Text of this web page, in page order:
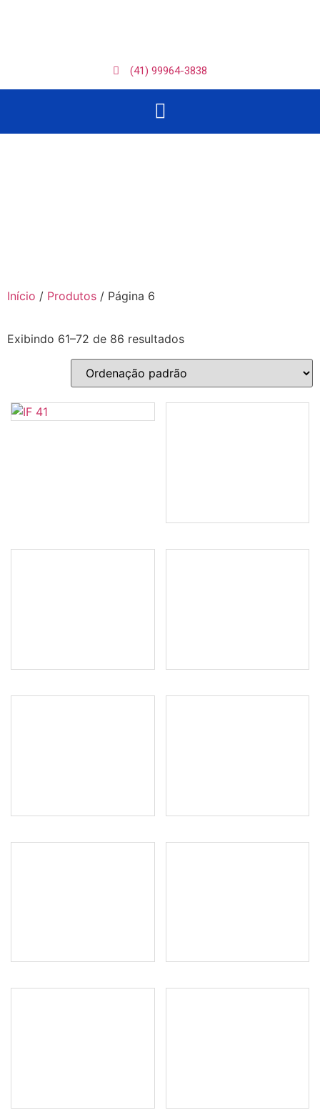
(41) 99964-3838
Início / Produtos / Página 6
Exibindo 61–72 de 86 resultados